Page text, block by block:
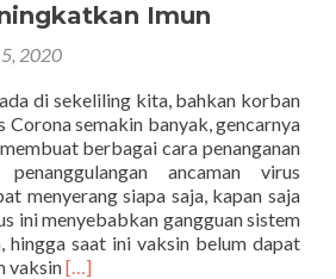
Imun
2020
di sekeliling kita, bahkan korban
semakin banyak, gencarnya
berbagai cara penanganan
ancaman virus
menyerang siapa saja, kapan saja
ini menyebabkan gangguan sistem
hingga saat ini vaksin belum dapat
vaksinRead
[…]